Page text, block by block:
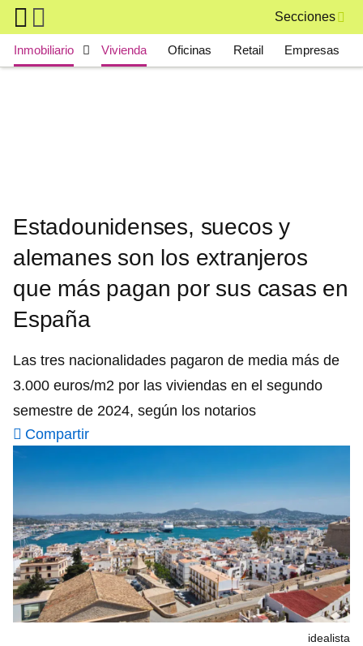
Skip to main content
Secciones
Main navigation
Inmobiliario Vivienda Oficinas Retail Empresas
Estadounidenses, suecos y
alemanes son los extranjeros
que más pagan por sus casas en
España
Las tres nacionalidades pagaron de media más de
3.000 euros/m2 por las viviendas en el segundo
semestre de 2024, según los notarios
Compartir
idealista